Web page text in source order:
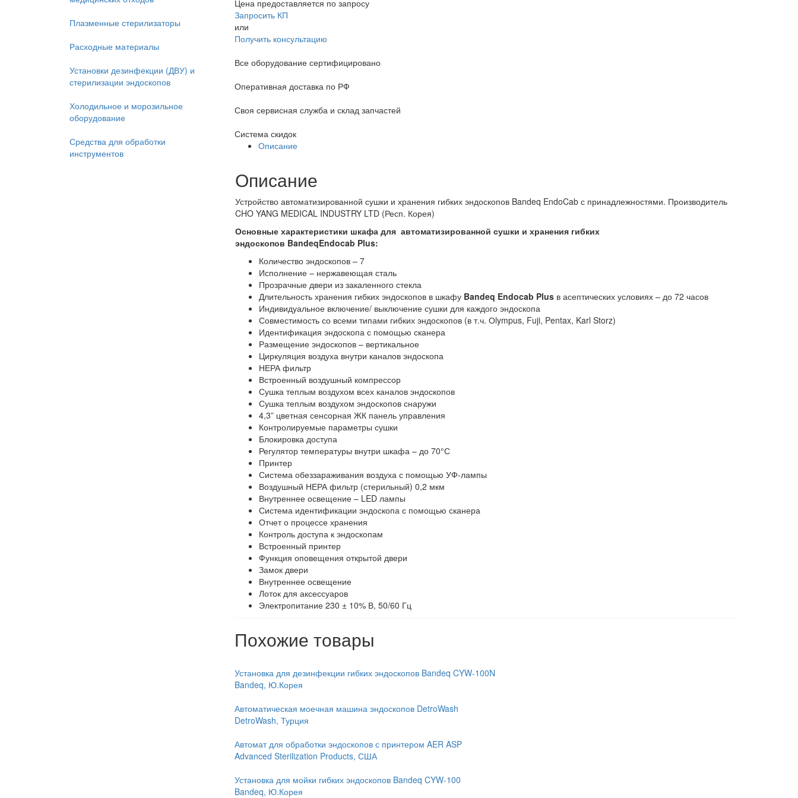
Плазменные стерилизаторы
Расходные материалы
Установки дезинфекции (ДВУ) и
стерилизации эндоскопов
Холодильное и морозильное
оборудование
Средства для обработки
инструментов
Цена предоставляется по запросу
Запросить КП
или
Получить консультацию
Все оборудование сертифицировано
Оперативная доставка по РФ
Своя сервисная служба и склад запчастей
Система скидок
Описание
Описание
Устройство автоматизированной сушки и хранения гибких эндоскопов Bandeq EndoCab с принадлежностями. Производитель
CHO YANG MEDICAL INDUSTRY LTD (Респ. Корея)
Основные характеристики шкафа для автоматизированной сушки и хранения гибких
эндоскопов BandeqEndocab Plus:
Количество эндоскопов – 7
Исполнение – нержавеющая сталь
Прозрачные двери из закаленного стекла
Длительность хранения гибких эндоскопов в шкафу Bandeq Endocab Plusв асептических условиях – до 72 часов
Индивидуальное включение/ выключение сушки для каждого эндоскопа
Совместимость со всеми типами гибких эндоскопов (в т.ч. Оlympus, Fuji, Pentax, Karl Storz)
Идентификация эндоскопа с помощью сканера
Размещение эндоскопов – вертикальное
Циркуляция воздуха внутри каналов эндоскопа
НЕРА фильтр
Встроенный воздушный компрессор
Сушка теплым воздухом всех каналов эндоскопов
Сушка теплым воздухом эндоскопов снаружи
4,3” цветная сенсорная ЖК панель управления
Контролируемые параметры сушки
Блокировка доступа
Регулятор температуры внутри шкафа – до 70°С
Принтер
Система обеззараживания воздуха с помощью УФ-лампы
Воздушный НЕРА фильтр (стерильный) 0,2 мкм
Внутреннее освещение – LED лампы
Система идентификации эндоскопа с помощью сканера
Отчет о процессе хранения
Контроль доступа к эндоскопам
Встроенный принтер
Функция оповещения открытой двери
Замок двери
Внутреннее освещение
Лоток для аксессуаров
Электропитание 230 ± 10% В, 50/60 Гц
Похожие товары
Установка для дезинфекции гибких эндоскопов Bandeq CYW-100N
Bandeq, Ю.Корея
Автоматическая моечная машина эндоскопов DetroWash
DetroWash, Турция
Автомат для обработки эндоскопов с принтером AER ASP
Advanced Sterilization Products, США
Установка для мойки гибких эндоскопов Bandeq CYW-100
Bandeq, Ю.Корея